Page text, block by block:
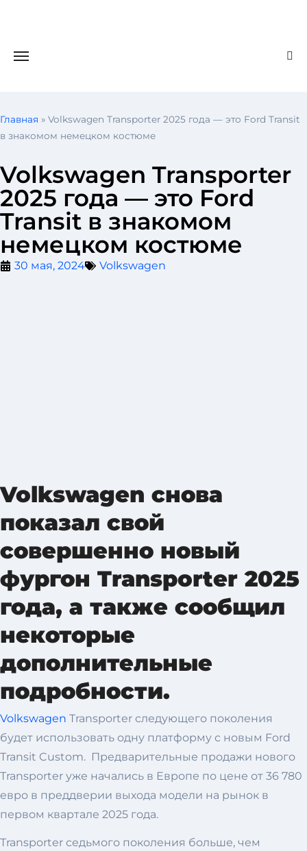
Главная » Volkswagen Transporter 2025 года — это Ford Transit
в знакомом немецком костюме
Volkswagen Transporter
2025 года — это Ford
Transit в знакомом
немецком костюме
30 мая, 2024 Volkswagen
Volkswagen снова
показал свой
совершенно новый
фургон Transporter 2025
года, а также сообщил
некоторые
дополнительные
подробности.
Volkswagen Transporter следующего поколения
будет использовать одну платформу с новым Ford
Transit Custom. Предварительные продажи нового
Transporter уже начались в Европе по цене от 36 780
евро в преддверии выхода модели на рынок в
первом квартале 2025 года.
Transporter седьмого поколения больше, чем